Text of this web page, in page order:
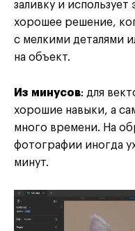
заливку и
хорошее решение,
с мелкими деталями
на объект.
Из минусов: для
хорошие навыки, а
много времени. На
фотографии иногда
минут.